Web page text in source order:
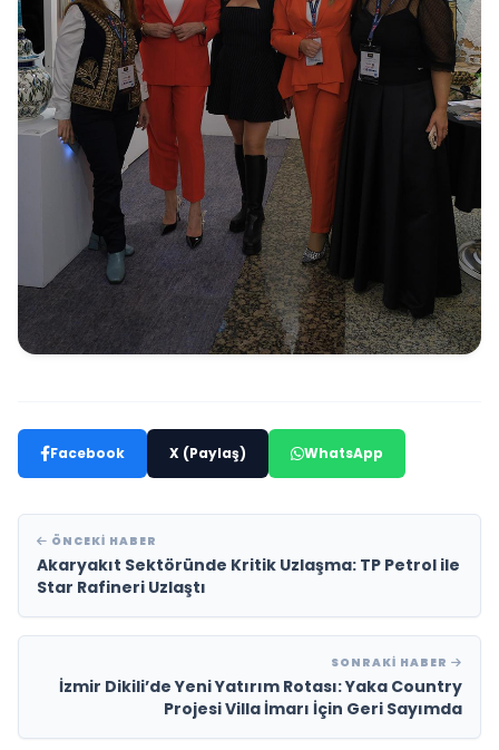
Facebook X (Paylaş) WhatsApp
ÖNCEKI HABER
Akaryakıt Sektöründe Kritik Uzlaşma: TP Petrol ile
Star Rafineri Uzlaştı
SONRAKI HABER
İzmir Dikili’de Yeni Yatırım Rotası: Yaka Country
Projesi Villa İmarı İçin Geri Sayımda